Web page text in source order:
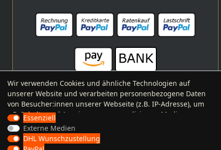
VERSANDARTEN
Wir verwenden Cookies und ähnliche Technologien auf
unserer Website und verarbeiten personenbezogene Daten
von Besucher:innen unserer Webseite (z.B. IP-Adresse), um
z.B. Inhalte und Anzeigen zu personalisieren, Medien von
Drittanbietern einzubinden oder Zugriffe auf unsere
Website zu analysieren. Die Datenverarbeitung erfolgt erst
durch gesetzte Cookies. Wir teilen diese Daten mit Dritten,
Essenziell
Externe Medien
DHL Wunschzustellung